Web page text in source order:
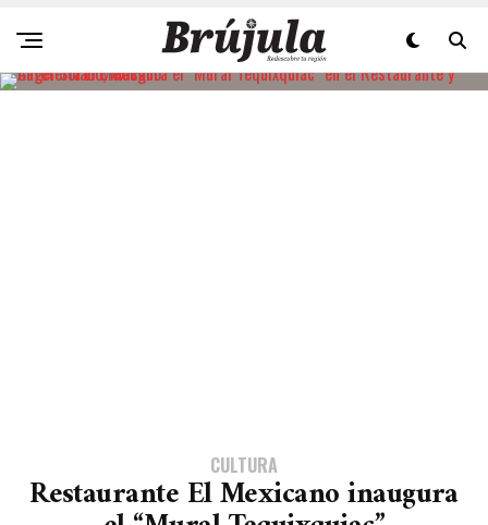
CULTURA
Restaurante El Mexicano inaugura